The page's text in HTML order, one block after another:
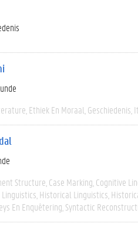
Ethiek En Moraal Geschiedenis
Structure Case Marking Cognitive
Historical Linguistics
En Enquêtering Syntactic